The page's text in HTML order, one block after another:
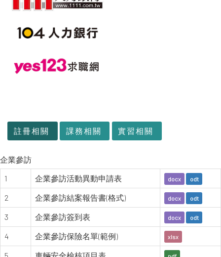
註冊相關 課務相關 實習相關
企業參訪
1
企業參訪活動異動申請表 docx odt
2 企業參訪結案報告書(格式) docx odt
3 企業參訪簽到表 docx odt
4 企業參訪保險名單(範例) xlsx